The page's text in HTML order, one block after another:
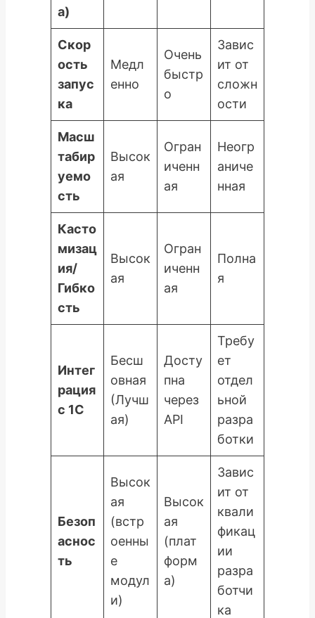
а)
Скор
ость
запус
ка
Медл
енно
Очень
быстр
о
Завис
ит от
сложн
ости
Масш
табир
уемо
сть
Высок
ая
Огран
иченн
ая
Неогр
аниче
нная
Касто
мизац
ия/
Гибко
сть
Высок
ая
Огран
иченн
ая
Полна
я
Интег
рация
с 1С
Бесш
овная
(Лучш
ая)
Досту
пна
через
API
Требу
ет
отдел
ьной
разра
ботки
Безоп
аснос
ть
Высок
ая
(встр
оенны
е
модул
и)
Высок
ая
(плат
форм
а)
Завис
ит от
квали
фикац
ии
разра
ботчи
ка